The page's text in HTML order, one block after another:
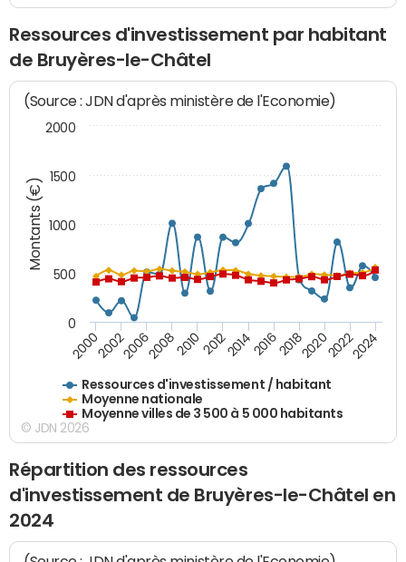
Ressources d'investissement par habitant
de Bruyères-le-Châtel
Montants (€)
(Source : JDN d'après ministère de l'Economie)
Ressources d'investissement / habitant
Moyenne nationale
Moyenne villes de 3 500 à 5 000 habitants
200020022006200820102012201420162018202020222024
0
500
1000
1500
2000
© JDN 2026
Répartition des ressources
d'investissement de Bruyères-le-Châtel en
2024